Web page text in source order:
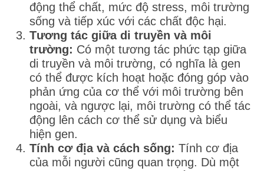
động thể chất, mức độ stress, môi trường
sống và tiếp xúc với các chất độc hại.
Tương tác giữa di truyền và môi
trường: Có một tương tác phức tạp giữa
di truyền và môi trường, có nghĩa là gen
có thể được kích hoạt hoặc đóng góp vào
phản ứng của cơ thể với môi trường bên
ngoài, và ngược lại, môi trường có thể tác
động lên cách cơ thể sử dụng và biểu
hiện gen.
Tính cơ địa và cách sống: Tính cơ địa
của mỗi người cũng quan trọng. Dù một